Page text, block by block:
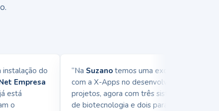
do
Empresa
“NaSuzanotemos uma excelente parceria
com a X-Apps no desenvolvimento de
projetos, agora com três sistemas na área
de biotecnologia e dois para demandas